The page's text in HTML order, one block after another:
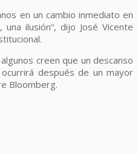
en un cambio inmediato en
ilusión“, dijo José Vicente
creen que un descanso
después de un mayor
Bloomberg.